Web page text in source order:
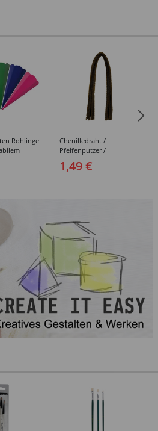
Rohlinge
1 Stück -
Chenilledraht /
Pfeifenputzer /
Biegeplüsch, 8mm x
50cm, 10 Stk., Braun
1,49 €